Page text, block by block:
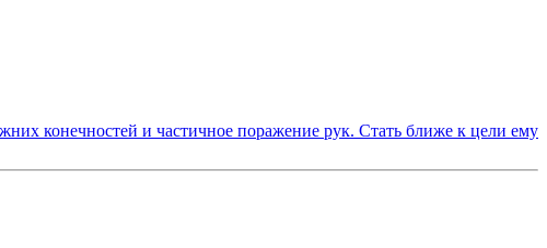
конечностей и частичное поражение рук. Стать ближе к цели ему